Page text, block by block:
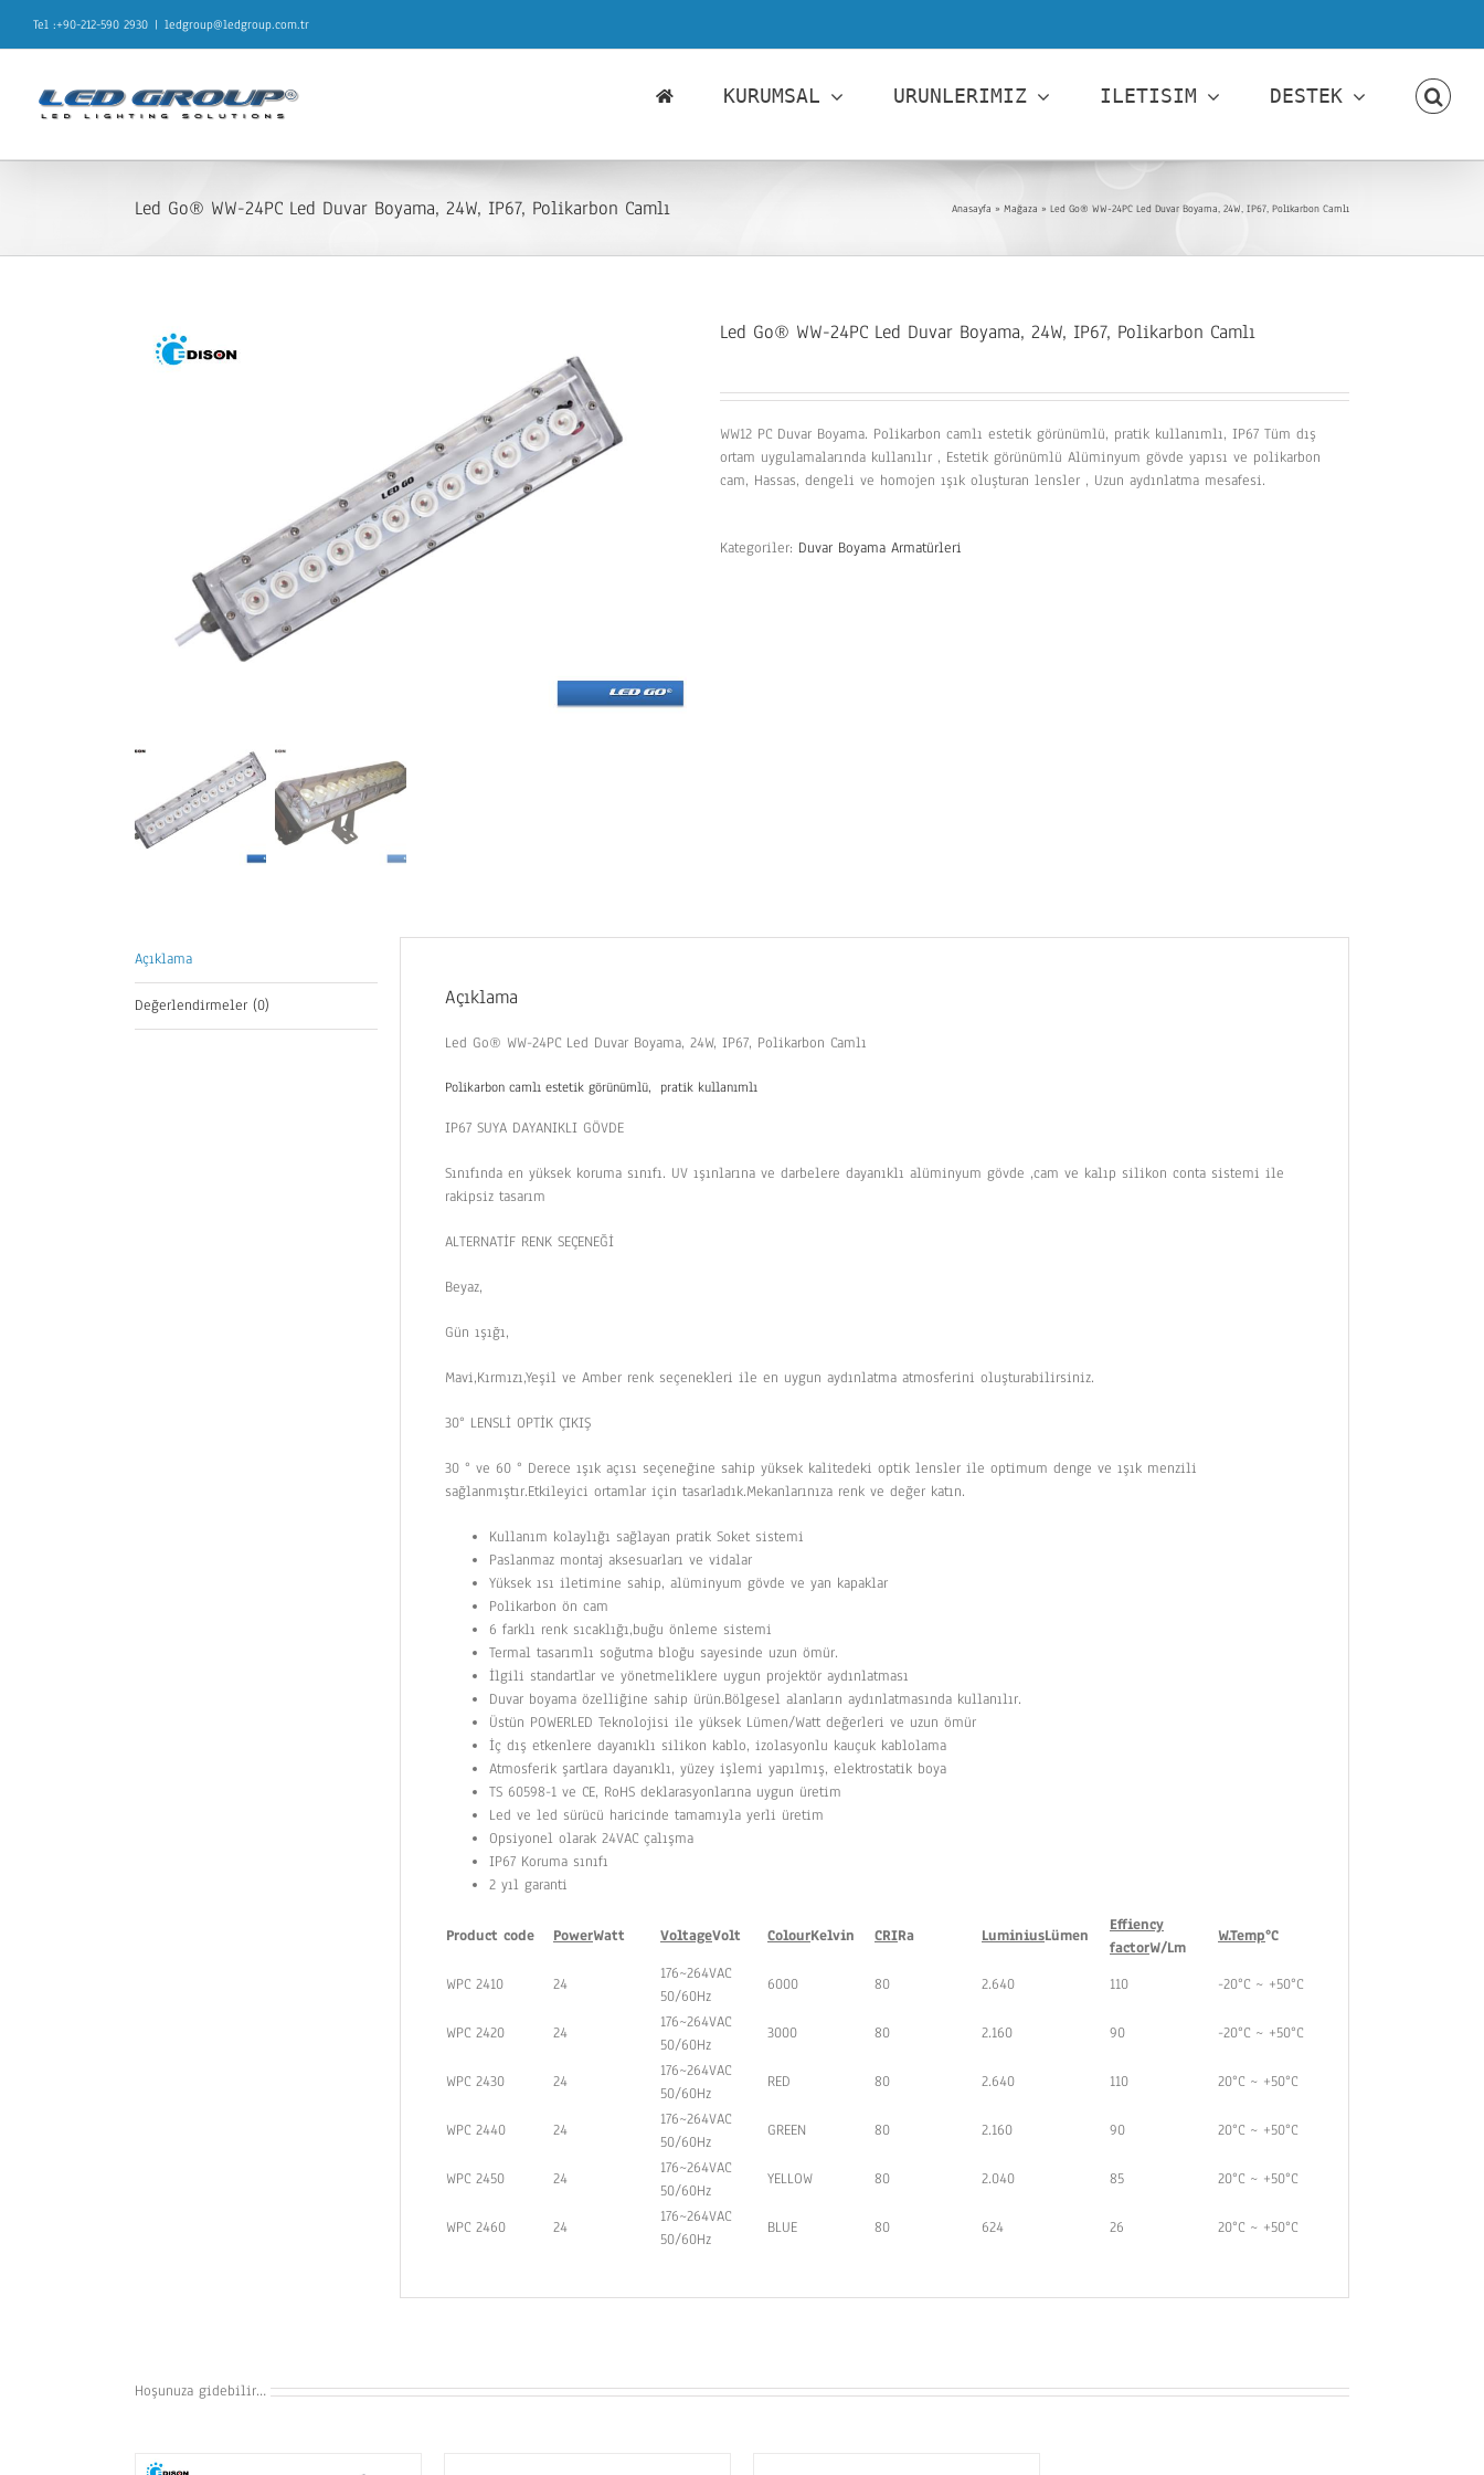
content
Tel :+90-212-590 2930 | ledgroup@ledgroup.com.tr
KURUMSAL URUNLERIMIZ ILETISIM DESTEK
Led Go® WW-24PC Led Duvar Boyama, 24W, IP67, Polikarbon Camlı Anasayfa » Mağaza » Led Go® WW-24PC Led Duvar Boyama, 24W, IP67, Polikarbon Camlı
Led Go® WW-24PC Led Duvar Boyama, 24W, IP67, Polikarbon Camlı
WW12 PC Duvar Boyama. Polikarbon camlı estetik görünümlü, pratik kullanımlı, IP67 Tüm dış
ortam uygulamalarında kullanılır , Estetik görünümlü Alüminyum gövde yapısı ve polikarbon
cam, Hassas, dengeli ve homojen ışık oluşturan lensler , Uzun aydınlatma mesafesi.
Kategoriler: Duvar Boyama Armatürleri
Açıklama
Değerlendirmeler (0) Açıklama
Led Go® WW-24PC Led Duvar Boyama, 24W, IP67, Polikarbon Camlı
Polikarbon camlı estetik görünümlü, pratik kullanımlı
IP67 SUYA DAYANIKLI GÖVDE
Sınıfında en yüksek koruma sınıfı. UV ışınlarına ve darbelere dayanıklı alüminyum gövde ,cam ve kalıp silikon conta sistemi ile
rakipsiz tasarım
ALTERNATİF RENK SEÇENEĞİ
Beyaz,
Gün ışığı,
Mavi,Kırmızı,Yeşil ve Amber renk seçenekleri ile en uygun aydınlatma atmosferini oluşturabilirsiniz.
30° LENSLİ OPTİK ÇIKIŞ
30 ° ve 60 ° Derece ışık açısı seçeneğine sahip yüksek kalitedeki optik lensler ile optimum denge ve ışık menzili
sağlanmıştır.Etkileyici ortamlar için tasarladık.Mekanlarınıza renk ve değer katın.
Kullanım kolaylığı sağlayan pratik Soket sistemi
Paslanmaz montaj aksesuarları ve vidalar
Yüksek ısı iletimine sahip, alüminyum gövde ve yan kapaklar
Polikarbon ön cam
6 farklı renk sıcaklığı,buğu önleme sistemi
Termal tasarımlı soğutma bloğu sayesinde uzun ömür.
İlgili standartlar ve yönetmeliklere uygun projektör aydınlatması
Duvar boyama özelliğine sahip ürün.Bölgesel alanların aydınlatmasında kullanılır.
Üstün POWERLED Teknolojisi ile yüksek Lümen/Watt değerleri ve uzun ömür
İç dış etkenlere dayanıklı silikon kablo, izolasyonlu kauçuk kablolama
Atmosferik şartlara dayanıklı, yüzey işlemi yapılmış, elektrostatik boya
TS 60598-1 ve CE, RoHS deklarasyonlarına uygun üretim
Led ve led sürücü haricinde tamamıyla yerli üretim
Opsiyonel olarak 24VAC çalışma
IP67 Koruma sınıfı
2 yıl garanti
Product code PowerWatt VoltageVolt ColourKelvin CRIRa LuminiusLümen
Effiency
factorW/Lm
W.Temp°C
WPC 2410 24
176~264VAC
50/60Hz
6000 80 2.640 110 -20°C ~ +50°C
WPC 2420 24
176~264VAC
50/60Hz
3000 80 2.160 90 -20°C ~ +50°C
WPC 2430 24
176~264VAC
50/60Hz
RED 80 2.640 110 20°C ~ +50°C
WPC 2440 24
176~264VAC
50/60Hz
GREEN 80 2.160 90 20°C ~ +50°C
WPC 2450 24
176~264VAC
50/60Hz
YELLOW 80 2.040 85 20°C ~ +50°C
WPC 2460 24
176~264VAC
50/60Hz
BLUE 80 624 26 20°C ~ +50°C
Hoşunuza gidebilir…